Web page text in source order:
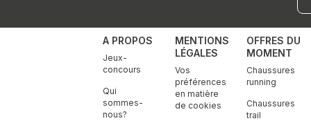
A PROPOS
Jeux-
concours
Qui
sommes-
nous?
MENTIONS
LÉGALES
Vos
préférences
en matière
de cookies
OFFRES DU
MOMENT
Chaussures
running
Chaussures
trail